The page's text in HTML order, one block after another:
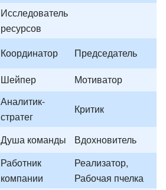
Исследователь
ресурсов
Координатор
Председатель
Шейпер
Мотиватор
Аналитик-
стратег
Критик
Душа команды Вдохновитель
Работник
компании
Реализатор,
Рабочая пчелка